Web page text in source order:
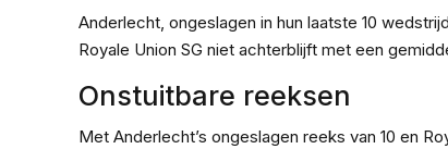
Anderlecht, ongeslagen in hun laatste 10
Royale Union SG niet achterblijft met een
Onstuitbare reeksen
Met Anderlecht’s ongeslagen reeks van 10 en